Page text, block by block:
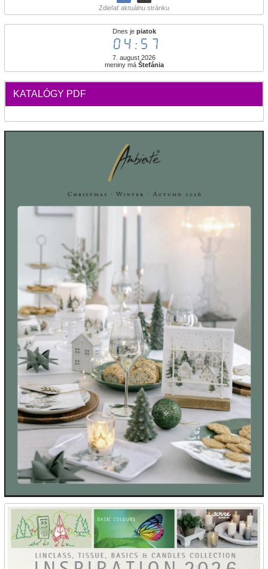
Zdieľať aktuálnu stránku
Dnes je piatok
04:57
7. august 2026
meniny má Štefánia
KATALÓGY PDF